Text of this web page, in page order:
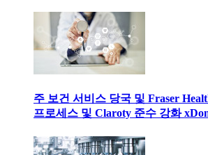
주 보건 서비스 당국 및 Fraser
프로세스 및 Claroty 준수 강화